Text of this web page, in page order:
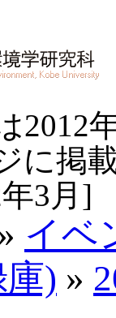
2012
に掲
3月]
イベ
) »